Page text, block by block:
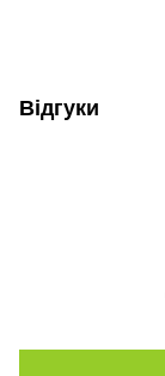
Відгуки